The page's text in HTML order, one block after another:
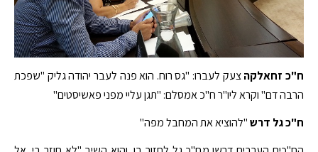
ח"כ זחאלקהצעק לעברו: "גס רוח. הוא פנה לעבר יהודה גליק "שפכת
הרבה דם" וקרא ליו"ר ח"כ אמסלם: "תגן עליי מפני פאשיסטים"
ח"כ גל דרש"להוציא את המחבל מפה"